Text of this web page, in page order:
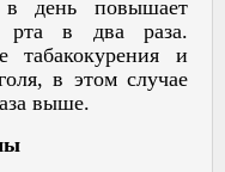
в день повышает
рта в два раза.
табакокурения и
в этом случае
выше.